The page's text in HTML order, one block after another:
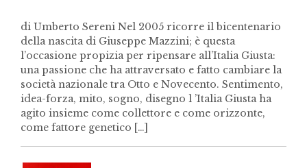
di Umberto Sereni Nel 2005 ricorre il bicentenario
della nascita di Giuseppe Mazzini; è questa
l’occasione propizia per ripensare all’Italia Giusta:
una passione che ha attraversato e fatto cambiare la
società nazionale tra Otto e Novecento. Sentimento,
idea-forza, mito, sogno, disegno l ’Italia Giusta ha
agito insieme come collettore e come orizzonte,
come fattore genetico […]